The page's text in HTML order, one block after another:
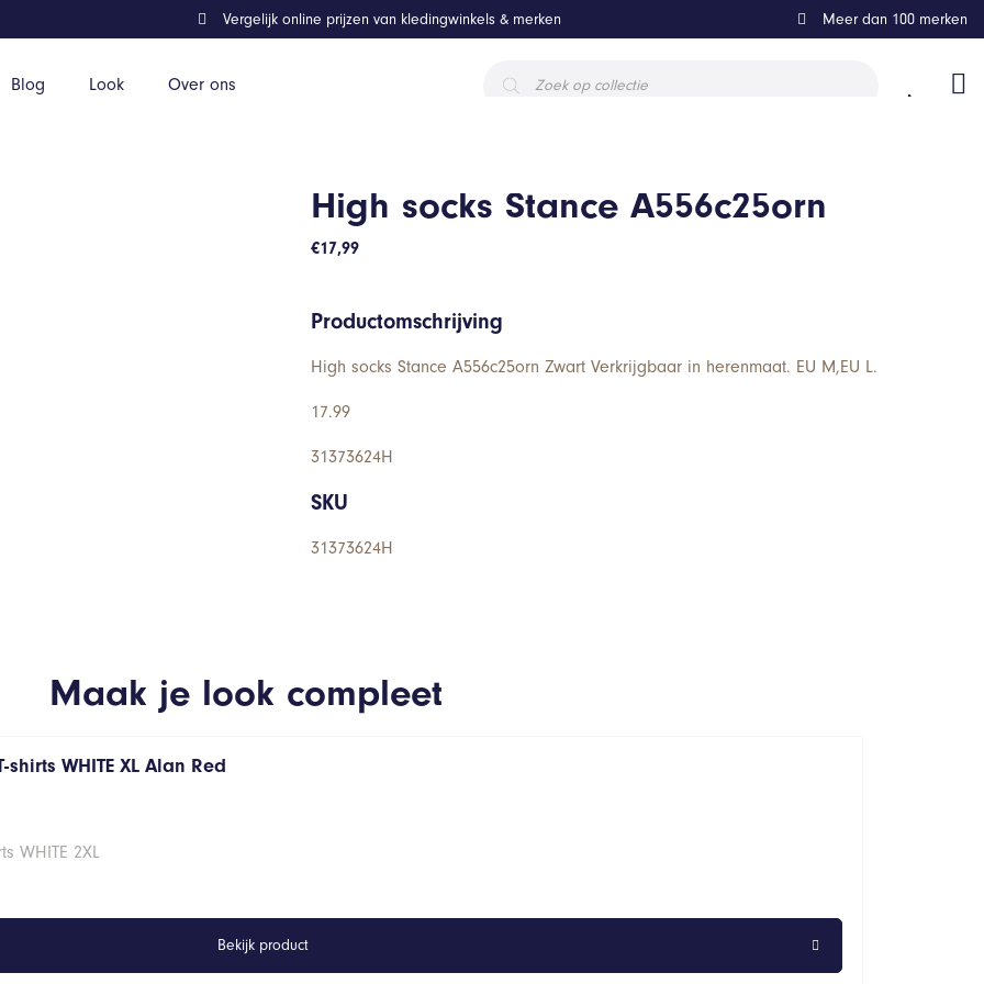
Blog Look Over ons
zoeken
Vergelijk online prijzen van kledingwinkels & merken Meer dan 100 merken
High socks Stance A556c25orn
€17,99
Productomschrijving
High socks Stance A556c25orn Zwart Verkrijgbaar in herenmaat. EU M,EU L.
17.99
31373624H
SKU
31373624H
Maak je look compleet
WHITE XL Alan Red
WHITE 2XL
Bekijk product